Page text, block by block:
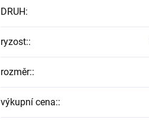
DRUH:
ryzost::
rozměr::
výkupní cena::